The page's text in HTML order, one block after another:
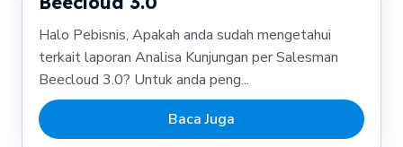
Halo Pebisnis, Apakah anda sudah mengetahui
terkait laporan Analisa Kunjungan per Salesman
Beecloud 3.0? Untuk anda peng...
Baca Juga